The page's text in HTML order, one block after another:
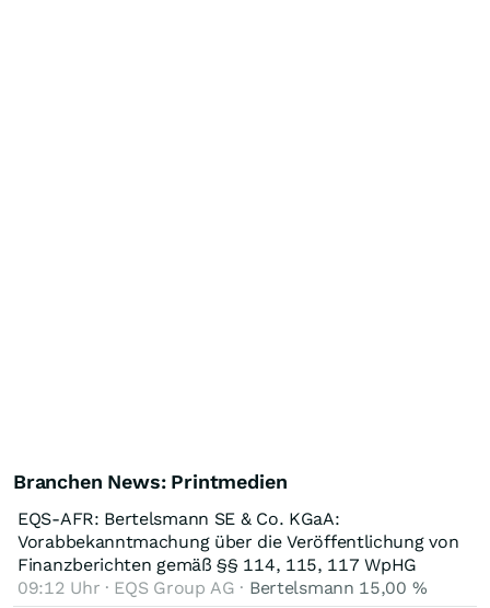
Branchen News: Printmedien
EQS-AFR: Bertelsmann SE & Co. KGaA:
Vorabbekanntmachung über die Veröffentlichung von
Finanzberichten gemäß §§ 114, 115, 117 WpHG
09:12 Uhr · EQS Group AG · Bertelsmann 15,00 %